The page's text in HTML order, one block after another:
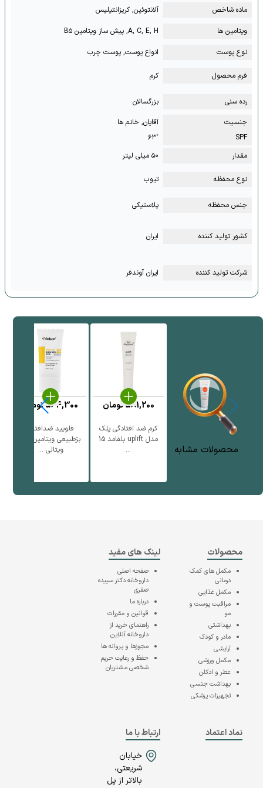
ماده شاخص
آلانتوئین, کریزانتیلیس
ویتامین ها
A, C, E, H, پیش ساز ویتامین B۵
نوع پوست
انواع پوست, پوست چرب
فرم محصول کرم
رده سنی
بزرگسالان
جنسیت
آقایان, خانم ها
SPF
⁺۶۳
مقدار
۵۰ میلی لیتر
نوع محفظه تیوب
جنس محفظه پلاستیکی
کشور تولید کننده ایران
شرکت تولید کننده ایران آوندفر
محصولات مشابه
کرم ضد افتادگی پلک
مدل uplift بلفامد 15
...
581,200تومان
فلویید ضدافتاب
بژطبیعی ویتامین سی
ویتالی ...
564,300تومان
محصولات
مکمل های کمک
درمانی
مکمل غذایی
مراقبت پوست و
مو
بهداشتی
مادر و کودک
آرایشی
مکمل ورزشی
عطر و ادکلن
بهداشت جنسی
تجهیزات پزشکی
لینک های مفید
صفحه اصلی
داروخانه دکتر سپیده
صفری
درباره ما
قوانین و مقررات
راهنمای خرید از
داروخانه آنلاین
مجوزها و پروانه ها
حفظ و رعایت حریم
شخصی مشتریان
نماد اعتماد
ارتباط با ما
خیابان
شریعتی،
بالاتر از پل